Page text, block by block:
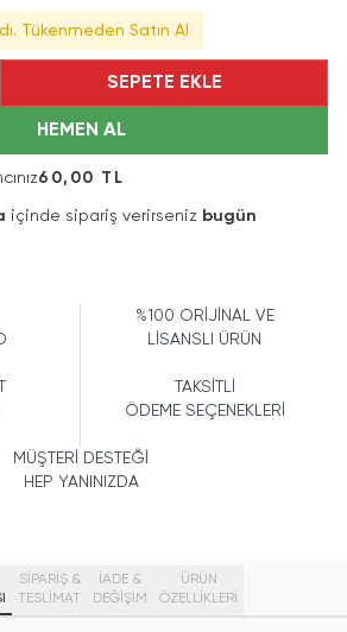
Tükenmeden Satın Al
SEPETE EKLE
HEMEN AL
60,00 TL
içinde sipariş verirseniz bugün
%100 ORİJİNAL VE
LİSANSLI ÜRÜN
TAKSİTLİ
ÖDEME SEÇENEKLERİ
MÜŞTERİ DESTEĞİ
HEP YANINIZDA
SİPARİŞ &
TESLİMAT
İADE &
DEĞİŞİM
ÜRÜN
ÖZELLIKLERI